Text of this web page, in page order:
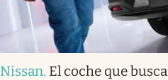
Nissan. El coche que